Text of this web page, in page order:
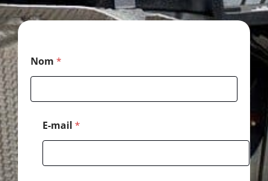
Nom *
E-mail *
*
l
m